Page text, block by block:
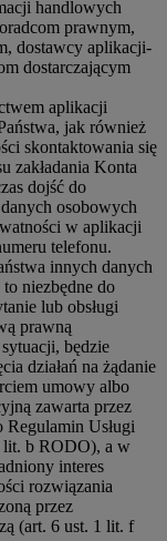
handlowych
prawnym,
dostawcy aplikacji-
dostarczającym
aplikacji
jak również
skontaktowania się
zakładania Konta
dojść do
osobowych
w aplikacji
telefonu.
innych danych
niezbędne do
lub obsługi
prawną
będzie
działań na żądanie
umowy albo
zawarta przez
Usługi
lit. b RODO), a w
interes
rozwiązania
przez
(art. 6 ust. 1 lit. f